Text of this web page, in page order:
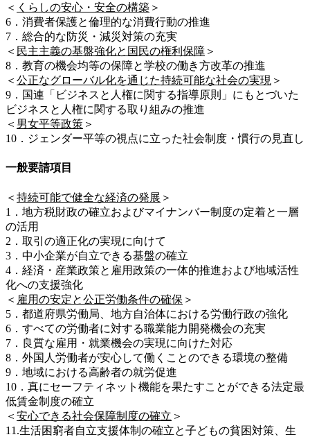
＜ くらしの安心・安全の構築 ＞
6．消費者保護と倫理的な消費行動の推進
7．総合的な防災・減災対策の充実
＜ 民主主義の基盤強化と国民の権利保障 ＞
8．教育の機会均等の保障と学校の働き方改革の推進
＜ 公正なグローバル化を通じた持続可能な社会の実現 ＞
9．国連「ビジネスと人権に関する指導原則」にもとづいた
ビジネスと人権に関する取り組みの推進
＜ 男女平等政策 ＞
10．ジェンダー平等の視点に立った社会制度・慣行の見直し
一般要請項目
＜ 持続可能で健全な経済の発展 ＞
1．地方税財政の確立およびマイナンバー制度の定着と一層
の活用
2．取引の適正化の実現に向けて
3．中小企業が自立できる基盤の確立
4．経済・産業政策と雇用政策の一体的推進および地域活性
化への支援強化
＜ 雇用の安定と公正労働条件の確保 ＞
5．都道府県労働局、地方自治体における労働行政の強化
6．すべての労働者に対する職業能力開発機会の充実
7．良質な雇用・就業機会の実現に向けた対応
8．外国人労働者が安心して働くことのできる環境の整備
9．地域における高齢者の就労促進
10．真にセーフティネット機能を果たすことができる法定最
低賃金制度の確立
＜ 安心できる社会保障制度の確立 ＞
11.生活困窮者自立支援体制の確立と子どもの貧困対策、生